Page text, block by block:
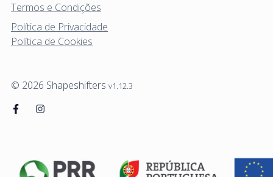
© 2026 Shapeshifters v1.12.3
Termos e Condições
Política de Privacidade
Política de Cookies